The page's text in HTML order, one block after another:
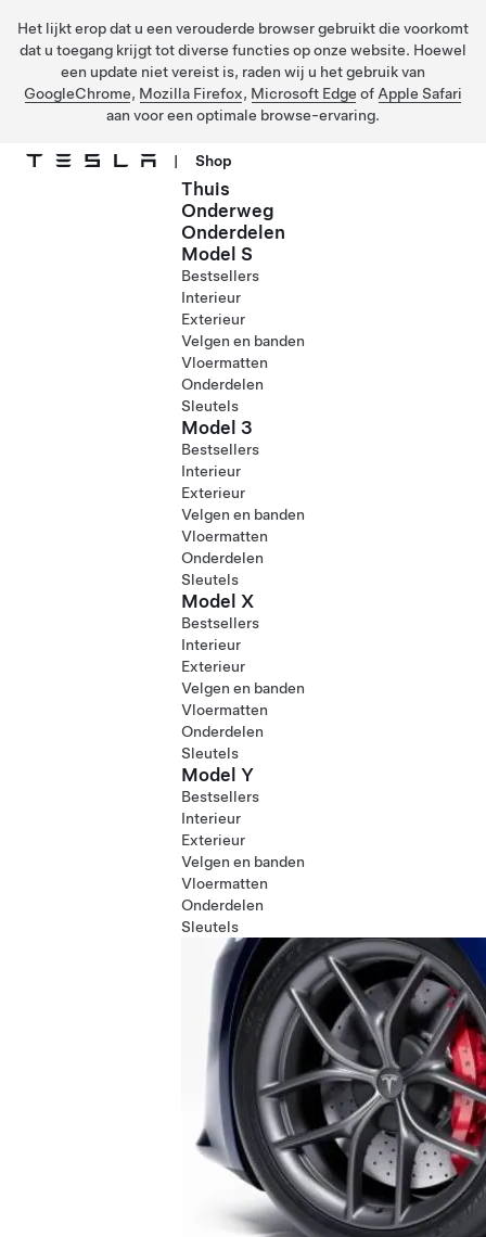
Het lijkt erop dat u een verouderde browser gebruikt die voorkomt
dat u toegang krijgt tot diverse functies op onze website. Hoewel
een update niet vereist is, raden wij u het gebruik van
GoogleChrome, Mozilla Firefox, Microsoft Edge of Apple Safari
aan voor een optimale browse-ervaring.
| Shop
Thuis
Onderweg
Onderdelen
Model S
Bestsellers
Interieur
Exterieur
Velgen en banden
Vloermatten
Onderdelen
Sleutels
Model 3
Bestsellers
Interieur
Exterieur
Velgen en banden
Vloermatten
Onderdelen
Sleutels
Model X
Bestsellers
Interieur
Exterieur
Velgen en banden
Vloermatten
Onderdelen
Sleutels
Model Y
Bestsellers
Interieur
Exterieur
Velgen en banden
Vloermatten
Onderdelen
Sleutels